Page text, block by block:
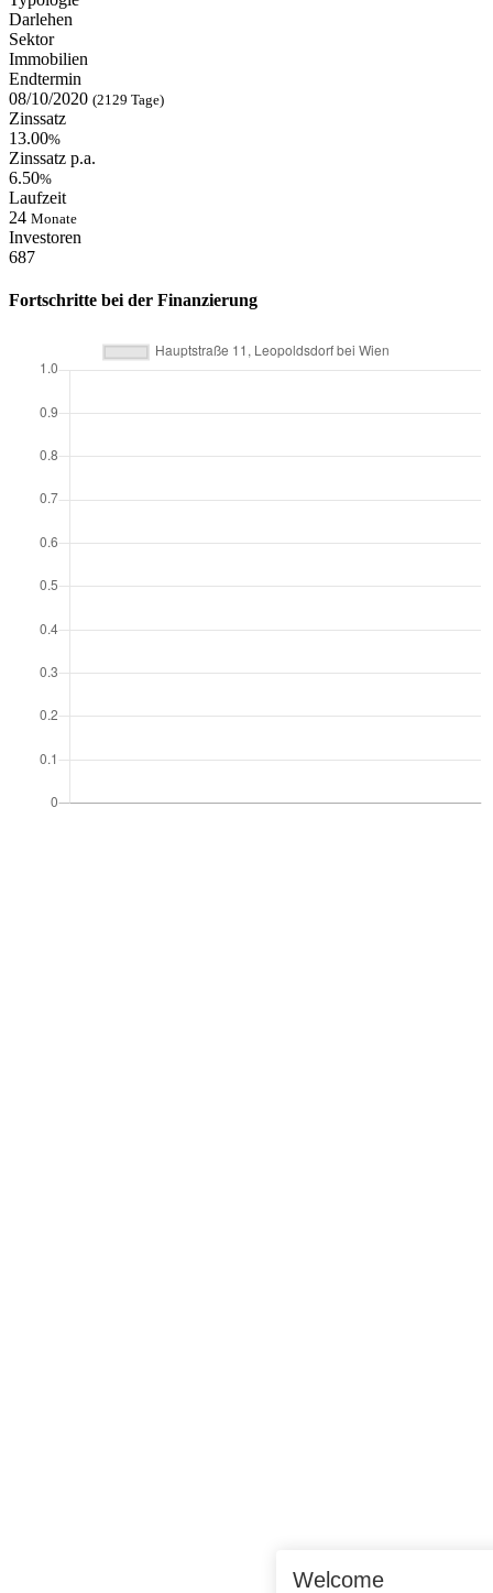
Darlehen
Sektor
Immobilien
Endtermin
08/10/2020 (2129 Tage)
Zinssatz
13.00%
Zinssatz p.a.
6.50%
Laufzeit
24 Monate
Investoren
687
Fortschritte bei der Finanzierung
Welcome